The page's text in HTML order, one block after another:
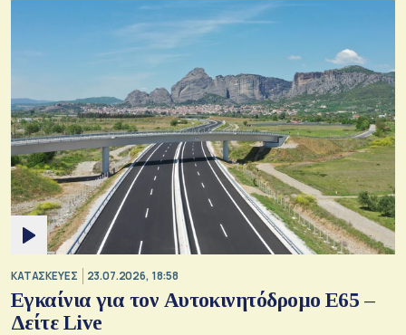
ΚΑΤΑΣΚΕΥΕΣ 23.07.2026, 18:58
Εγκαίνια για τον Αυτοκινητόδρομο Ε65 –
Δείτε Live